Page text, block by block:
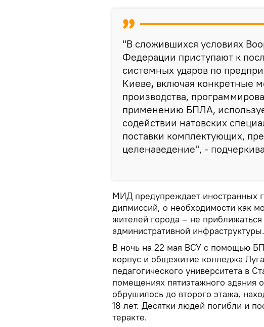
"В сложившихся условиях
Федерации приступают к
системных ударов по
Киеве, включая конкретные
производства,
применению БПЛА,
содействии натовских
поставки комплектующих,
целенаведение", -
МИД предупреждает иностранных
дипмиссий, о необходимости как
жителей города – не
административной инфраструктуры.
В ночь на 22 мая ВСУ с помощью
корпус и общежитие колледжа
педагогического университета в
помещениях пятиэтажного здания
обрушилось до второго этажа,
18 лет. Десятки людей погибли и
теракте.